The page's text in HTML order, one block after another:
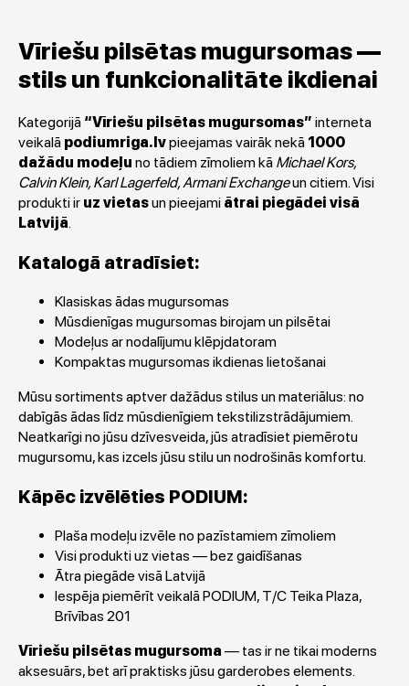
Vīriešu pilsētas mugursomas —
stils un funkcionalitāte ikdienai
Kategorijā “Vīriešu pilsētas mugursomas” interneta
veikalā podiumriga.lvpieejamas vairāk nekā 1000
dažādu modeļu no tādiem zīmoliem kā Michael Kors,
Calvin Klein, Karl Lagerfeld, Armani Exchangeun citiem. Visi
produkti ir uz vietasun pieejami ātrai piegādei visā
Latvijā.
Katalogā atradīsiet:
Klasiskas ādas mugursomas
Mūsdienīgas mugursomas birojam un pilsētai
Modeļus ar nodalījumu klēpjdatoram
Kompaktas mugursomas ikdienas lietošanai
Mūsu sortiments aptver dažādus stilus un materiālus: no
dabīgās ādas līdz mūsdienīgiem tekstilizstrādājumiem.
Neatkarīgi no jūsu dzīvesveida, jūs atradīsiet piemērotu
mugursomu, kas izcels jūsu stilu un nodrošinās komfortu.
Kāpēc izvēlēties PODIUM:
Plaša modeļu izvēle no pazīstamiem zīmoliem
Visi produkti uz vietas — bez gaidīšanas
Ātra piegāde visā Latvijā
Iespēja piemērīt veikalā PODIUM, T/C Teika Plaza,
Brīvības 201
Vīriešu pilsētas mugursoma — tas ir ne tikai moderns
aksesuārs, bet arī praktisks jūsu garderobes elements.